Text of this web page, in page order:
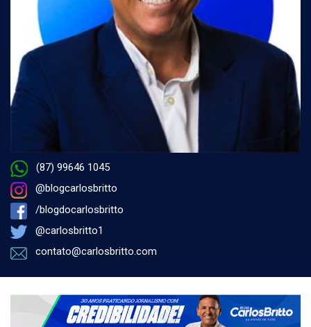
(87) 99646 1045
@blogcarlosbritto
/blogdocarlosbritto
@carlosbritto1
contato@carlosbritto.com